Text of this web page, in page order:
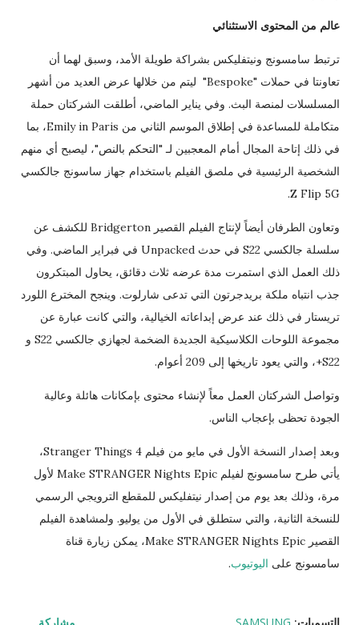
عالم من المحتوى الاستثنائي
ترتبط سامسونج ونيتفليكس بشراكة طويلة الأمد، وسبق لهما أن
تعاونتا في حملات "Bespoke" ليتم من خلالها عرض العديد من أشهر
المسلسلات لمنصة البث. وفي يناير الماضي، أطلقت الشركتان حملة
متكاملة للمساعدة في إطلاق الموسم الثاني من Emily in Paris، بما
في ذلك إتاحة المجال أمام المعجبين لـ "التحكم بالنص"، ليصبح أي منهم
الشخصية الرئيسية في ملصق الفيلم باستخدام جهاز ساسونج جالكسي
Z Flip 5G.
وتعاون الطرفان أيضاً لإنتاج الفيلم القصير Bridgerton للكشف عن
سلسلة جالكسي S22 في حدث Unpacked في فبراير الماضي. وفي
ذلك العمل الذي استمرت مدة عرضه ثلاث دقائق، يحاول المبتكرون
جذب انتباه ملكة بريدجرتون التي تدعى شارلوت. وينجح المخترع اللورد
تريستار في ذلك عند عرض إبداعاته الخيالية، والتي كانت عبارة عن
مجموعة اللوحات الكلاسيكية الجديدة الضخمة لجهازي جالكسي S22 و
S22+، والتي يعود تاريخها إلى 209 أعوام.
وتواصل الشركتان العمل معاً لإنشاء محتوى بإمكانات هائلة وعالية
الجودة تحظى بإعجاب الناس.
وبعد إصدار النسخة الأول في مايو من فيلم Stranger Things 4،
يأتي طرح سامسونج لفيلم Make STRANGER Nights Epic لأول
مرة، وذلك بعد يوم من إصدار نيتفليكس للمقطع الترويجي الرسمي
للنسخة الثانية، والتي ستطلق ​​في الأول من يوليو. ولمشاهدة الفيلم
القصير Make STRANGER Nights Epic، يمكن زيارة قناة
سامسونج على اليوتيوب.